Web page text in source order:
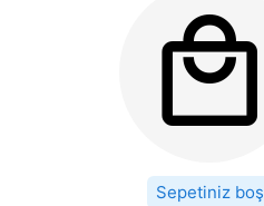
Sepetiniz boş